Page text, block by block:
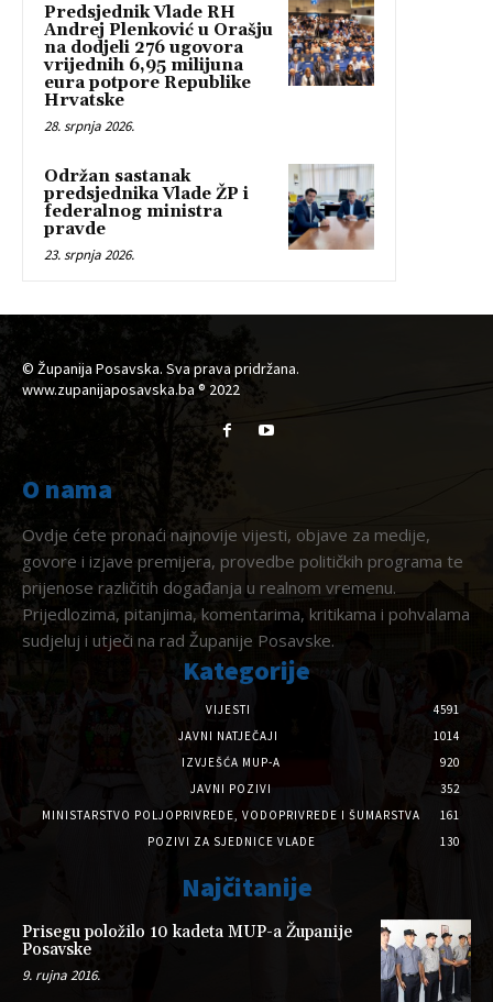
Predsjednik Vlade RH
Andrej Plenković u Orašju
na dodjeli 276 ugovora
vrijednih 6,95 milijuna
eura potpore Republike
Hrvatske
28. srpnja 2026.
Održan sastanak
predsjednika Vlade ŽP i
federalnog ministra
pravde
23. srpnja 2026.
© Županija Posavska. Sva prava pridržana.
www.zupanijaposavska.ba ® 2022
O nama
Ovdje ćete pronaći najnovije vijesti, objave za medije,
govore i izjave premijera, provedbe političkih programa te
prijenose različitih događanja u realnom vremenu.
Prijedlozima, pitanjima, komentarima, kritikama i pohvalama
sudjeluj i utječi na rad Županije Posavske.
Kategorije
VIJESTI
4591
JAVNI NATJEČAJI
1014
IZVJEŠĆA MUP-A
920
JAVNI POZIVI
352
MINISTARSTVO POLJOPRIVREDE, VODOPRIVREDE I ŠUMARSTVA
161
POZIVI ZA SJEDNICE VLADE
130
Najčitanije
Prisegu položilo 10 kadeta MUP-a Županije
Posavske
9. rujna 2016.